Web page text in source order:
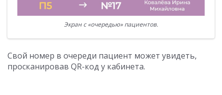
Экран с «очередью» пациентов.
Свой номер в очереди пациент может увидеть,
просканировав QR-код у кабинета.